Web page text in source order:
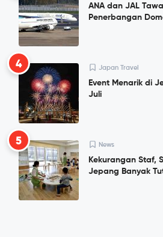
ANA dan JAL
Penerbangan
4 Japan Travel
Event Menarik di
Juli
5 News
Kekurangan Staf,
Jepang Banyak